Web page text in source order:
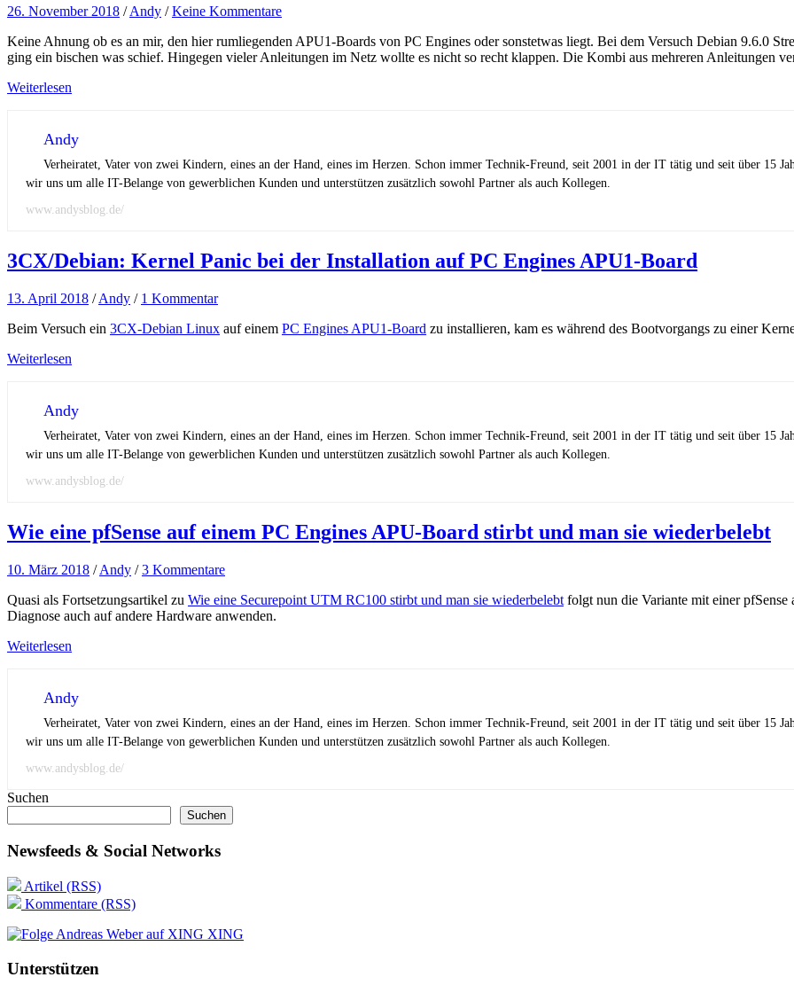
26. November 2018 /Andy /Keine Kommentare
Keine Ahnung ob es an mir, den hier rumliegenden APU1-Boards von PC Engines oder sonstetwas liegt. Bei dem Versuch Debian 9.6.0
ging ein bischen was schief. Hingegen vieler Anleitungen im Netz wollte es nicht so recht klappen. Die Kombi aus mehreren Anleitungen
Weiterlesen
Andy
Verheiratet, Vater von zwei Kindern, eines an der Hand, eines im Herzen. Schon immer Technik-Freund, seit 2001 in der IT tätig und seit über 15
wir uns um alle IT-Belange von gewerblichen Kunden und unterstützen zusätzlich sowohl Partner als auch Kollegen.
www.andysblog.de/
3CX/Debian: Kernel Panic bei der Installation auf PC Engines APU1-Board
13. April 2018 /Andy / 1 Kommentar
Beim Versuch ein 3CX-Debian Linux auf einem PC Engines APU1-Board zu installieren, kam es während des Bootvorgangs zu einer
Weiterlesen
Andy
Verheiratet, Vater von zwei Kindern, eines an der Hand, eines im Herzen. Schon immer Technik-Freund, seit 2001 in der IT tätig und seit über 15
wir uns um alle IT-Belange von gewerblichen Kunden und unterstützen zusätzlich sowohl Partner als auch Kollegen.
www.andysblog.de/
Wie eine pfSense auf einem PC Engines APU-Board stirbt und man sie wiederbelebt
10. März 2018 /Andy /3 Kommentare
Quasi als Fortsetzungsartikel zu Wie eine Securepoint UTM RC100 stirbt und man sie wiederbelebt folgt nun die Variante mit einer
Diagnose auch auf andere Hardware anwenden.
Weiterlesen
Andy
Verheiratet, Vater von zwei Kindern, eines an der Hand, eines im Herzen. Schon immer Technik-Freund, seit 2001 in der IT tätig und seit über 15
wir uns um alle IT-Belange von gewerblichen Kunden und unterstützen zusätzlich sowohl Partner als auch Kollegen.
www.andysblog.de/
Suchen
Suchen
Newsfeeds & Social Networks
Artikel (RSS)
Kommentare (RSS)
XING
Unterstützen